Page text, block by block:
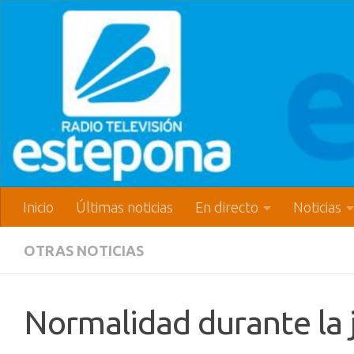
Inicio Últimas noticias En directo Noticias
OTRAS NOTICIAS
Normalidad durante